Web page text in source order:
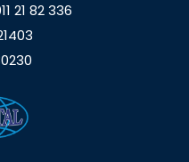
21 82 336